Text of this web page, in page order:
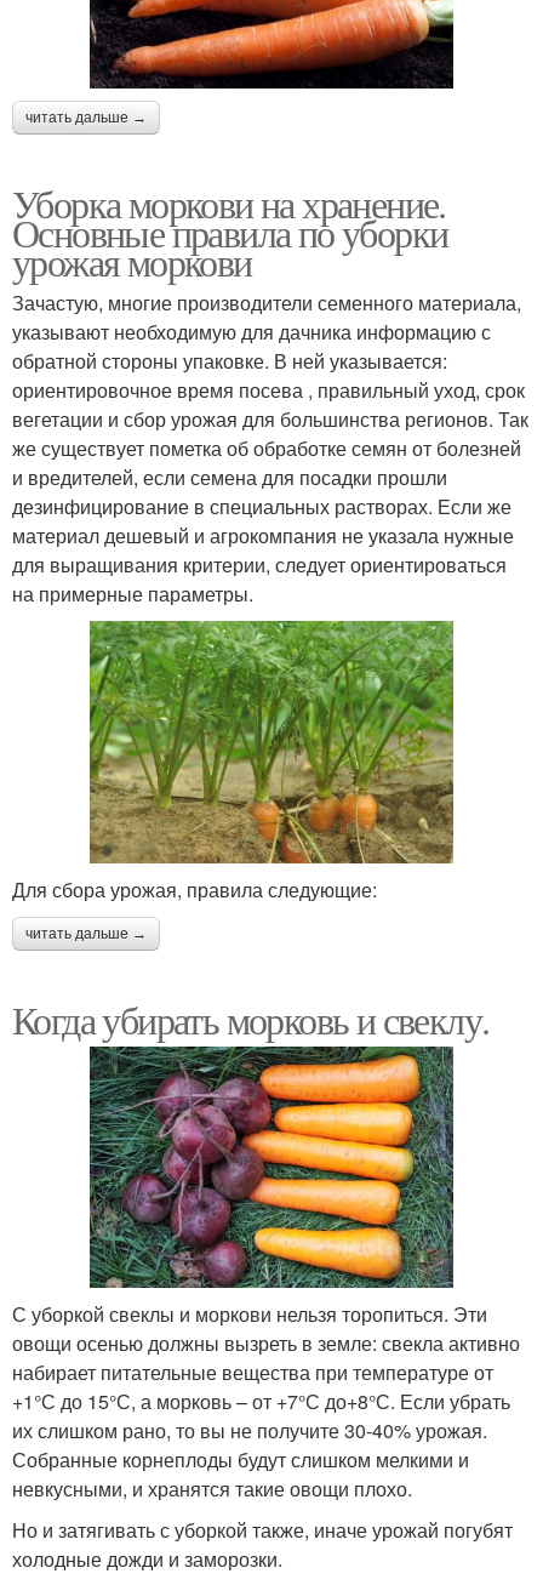
читать дальше →
Уборка моркови на хранение.
Основные правила по уборки
урожая моркови
Зачастую, многие производители семенного материала,
указывают необходимую для дачника информацию с
обратной стороны упаковке. В ней указывается:
ориентировочное время посева , правильный уход, срок
вегетации и сбор урожая для большинства регионов. Так
же существует пометка об обработке семян от болезней
и вредителей, если семена для посадки прошли
дезинфицирование в специальных растворах. Если же
материал дешевый и агрокомпания не указала нужные
для выращивания критерии, следует ориентироваться
на примерные параметры.
Для сбора урожая, правила следующие:
читать дальше →
Когда убирать морковь и свеклу.
С уборкой свеклы и моркови нельзя торопиться. Эти
овощи осенью должны вызреть в земле: свекла активно
набирает питательные вещества при температуре от
+1°С до 15°С, а морковь – от +7°С до+8°С. Если убрать
их слишком рано, то вы не получите 30-40% урожая.
Собранные корнеплоды будут слишком мелкими и
невкусными, и хранятся такие овощи плохо.
Но и затягивать с уборкой также, иначе урожай погубят
холодные дожди и заморозки.